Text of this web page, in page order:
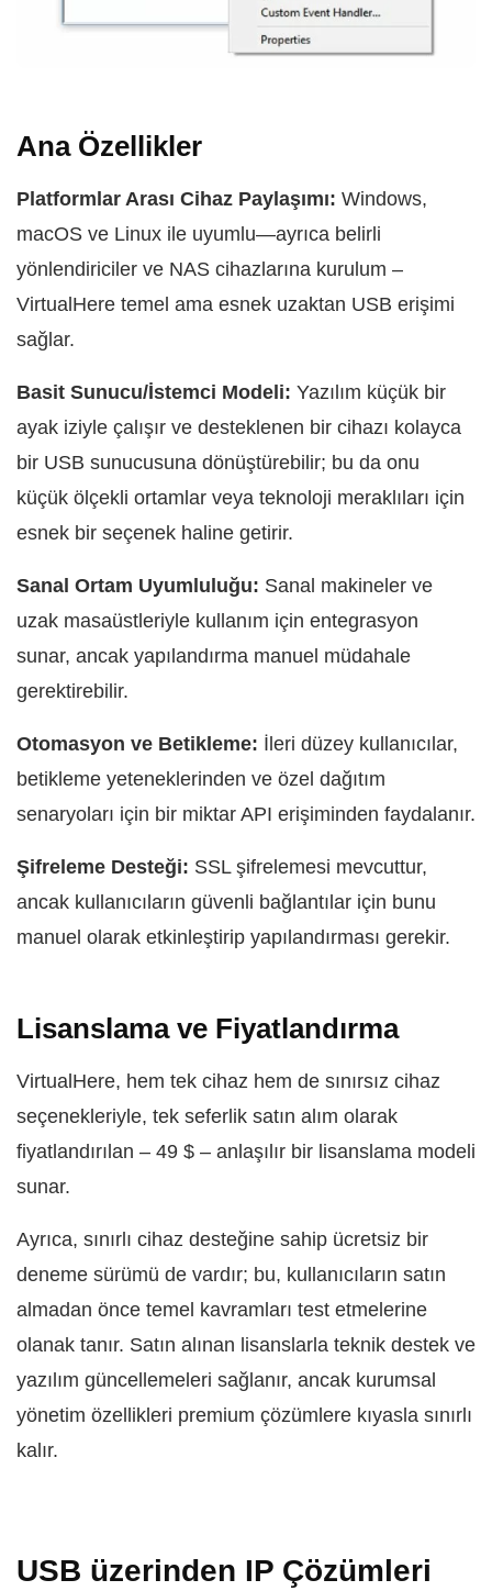
Ana Özellikler
Platformlar Arası Cihaz Paylaşımı: Windows,
macOS ve Linux ile uyumlu—ayrıca belirli
yönlendiriciler ve NAS cihazlarına kurulum –
VirtualHere temel ama esnek uzaktan USB erişimi
sağlar.
Basit Sunucu/İstemci Modeli: Yazılım küçük bir
ayak iziyle çalışır ve desteklenen bir cihazı kolayca
bir USB sunucusuna dönüştürebilir; bu da onu
küçük ölçekli ortamlar veya teknoloji meraklıları için
esnek bir seçenek haline getirir.
Sanal Ortam Uyumluluğu: Sanal makineler ve
uzak masaüstleriyle kullanım için entegrasyon
sunar, ancak yapılandırma manuel müdahale
gerektirebilir.
Otomasyon ve Betikleme: İleri düzey kullanıcılar,
betikleme yeteneklerinden ve özel dağıtım
senaryoları için bir miktar API erişiminden faydalanır.
Şifreleme Desteği: SSL şifrelemesi mevcuttur,
ancak kullanıcıların güvenli bağlantılar için bunu
manuel olarak etkinleştirip yapılandırması gerekir.
Lisanslama ve Fiyatlandırma
VirtualHere, hem tek cihaz hem de sınırsız cihaz
seçenekleriyle, tek seferlik satın alım olarak
fiyatlandırılan – 49 $ – anlaşılır bir lisanslama modeli
sunar.
Ayrıca, sınırlı cihaz desteğine sahip ücretsiz bir
deneme sürümü de vardır; bu, kullanıcıların satın
almadan önce temel kavramları test etmelerine
olanak tanır. Satın alınan lisanslarla teknik destek ve
yazılım güncellemeleri sağlanır, ancak kurumsal
yönetim özellikleri premium çözümlere kıyasla sınırlı
kalır.
USB üzerinden IP Çözümleri